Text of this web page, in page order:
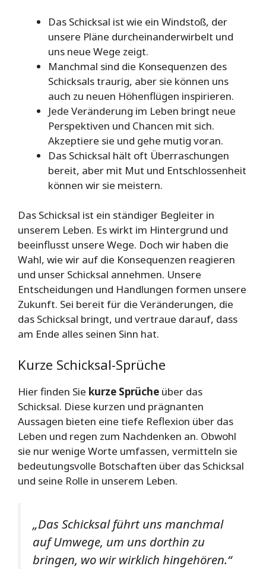
Das Schicksal ist wie ein Windstoß, der
unsere Pläne durcheinanderwirbelt und
uns neue Wege zeigt.
Manchmal sind die Konsequenzen des
Schicksals traurig, aber sie können uns
auch zu neuen Höhenflügen inspirieren.
Jede Veränderung im Leben bringt neue
Perspektiven und Chancen mit sich.
Akzeptiere sie und gehe mutig voran.
Das Schicksal hält oft Überraschungen
bereit, aber mit Mut und Entschlossenheit
können wir sie meistern.
Das Schicksal ist ein ständiger Begleiter in
unserem Leben. Es wirkt im Hintergrund und
beeinflusst unsere Wege. Doch wir haben die
Wahl, wie wir auf die Konsequenzen reagieren
und unser Schicksal annehmen. Unsere
Entscheidungen und Handlungen formen unsere
Zukunft. Sei bereit für die Veränderungen, die
das Schicksal bringt, und vertraue darauf, dass
am Ende alles seinen Sinn hat.
Kurze Schicksal-Sprüche
Hier finden Sie kurze Sprüche über das
Schicksal. Diese kurzen und prägnanten
Aussagen bieten eine tiefe Reflexion über das
Leben und regen zum Nachdenken an. Obwohl
sie nur wenige Worte umfassen, vermitteln sie
bedeutungsvolle Botschaften über das Schicksal
und seine Rolle in unserem Leben.
„Das Schicksal führt uns manchmal
auf Umwege, um uns dorthin zu
bringen, wo wir wirklich hingehören.“